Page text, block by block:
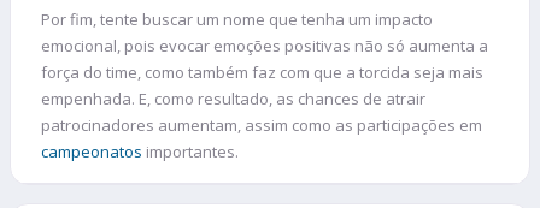
Por fim, tente buscar um nome que tenha um impacto
emocional, pois evocar emoções positivas não só aumenta a
força do time, como também faz com que a torcida seja mais
empenhada. E, como resultado, as chances de atrair
patrocinadores aumentam, assim como as participações em
campeonatos importantes.